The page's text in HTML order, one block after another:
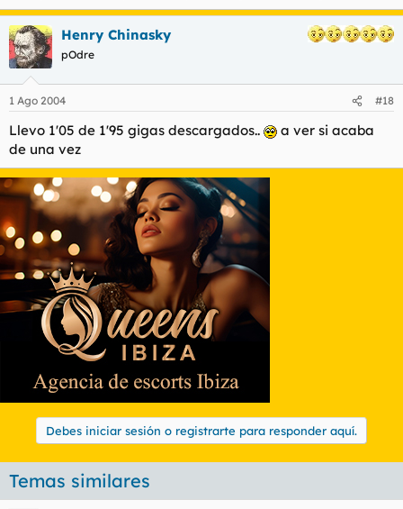
Henry Chinasky
pOdre
1 Ago 2004 #18
Llevo 1'05 de 1'95 gigas descargados..
a ver si acaba
de una vez
Debes iniciar sesión o registrarte para responder aquí.
Temas similares